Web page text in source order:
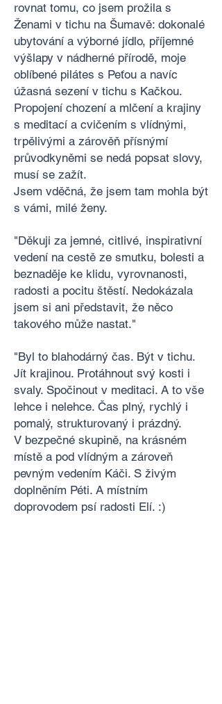
rovnat tomu, co jsem prožila s
Ženami v tichu na Šumavě: dokonalé
ubytování a výborné jídlo, příjemné
výšlapy v nádherné přírodě, moje
oblíbené pilátes s Peťou a navíc
úžasná sezení v tichu s Kačkou.
Propojení chození a mlčení a krajiny
s meditací a cvičením s vlídnými,
trpělivými a zárověň přísnýmí
průvodkyněmi se nedá popsat slovy,
musí se zažít.
Jsem vděčná, že jsem tam mohla být
s vámi, milé ženy.
"Děkuji za jemné, citlivé, inspirativní
vedení na cestě ze smutku, bolesti a
beznaděje ke klidu, vyrovnanosti,
radosti a pocitu štěstí. Nedokázala
jsem si ani představit, že něco
takového může nastat."
"Byl to blahodárný čas. Být v tichu.
Jít krajinou. Protáhnout svý kosti i
svaly. Spočinout v meditaci. A to vše
lehce i nelehce. Čas plný, rychlý i
pomalý, strukturovaný i prázdný.
V bezpečné skupině, na krásném
místě a pod vlídným a zároveň
pevným vedením Káči. S živým
doplněním Péti. A místním
doprovodem psí radosti Elí. :)